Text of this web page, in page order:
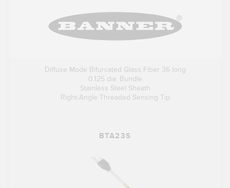
Diffuse Mode Bifurcated Glass Fiber 36 long
0.125 dia. Bundle
Stainless Steel Sheath
Right-Angle Threaded Sensing Tip
BTA23S